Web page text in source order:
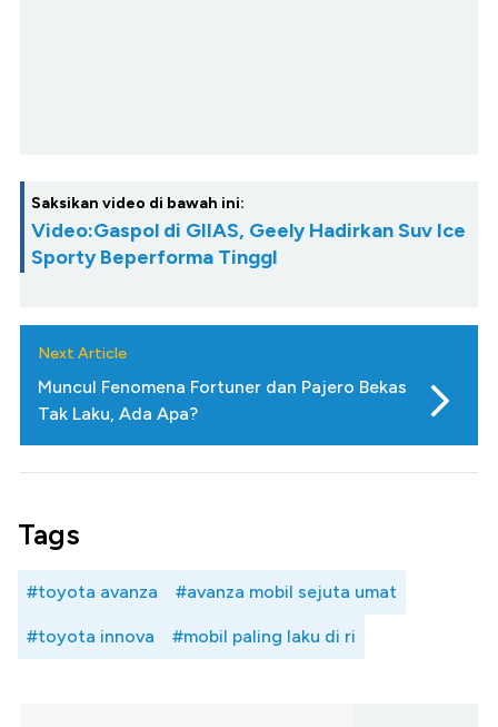
Saksikan video di bawah ini:
Video:Gaspol di GIIAS, Geely Hadirkan Suv Ice
Sporty Beperforma TinggI
Next Article
Muncul Fenomena Fortuner dan Pajero Bekas
Tak Laku, Ada Apa?
Tags
#toyota avanza #avanza mobil sejuta umat
#toyota innova #mobil paling laku di ri